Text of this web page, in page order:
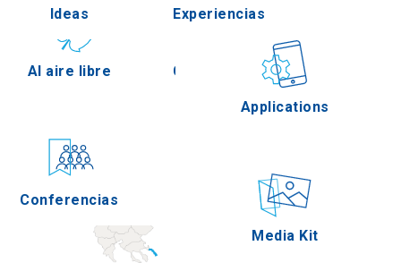
Al aire libre Gastronomía
Conferencias
Applications
Media Kit
Ideas Experiencias